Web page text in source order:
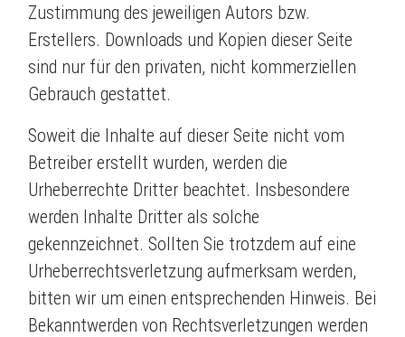
Zustimmung des jeweiligen Autors bzw.
Erstellers. Downloads und Kopien dieser Seite
sind nur für den privaten, nicht kommerziellen
Gebrauch gestattet.
Soweit die Inhalte auf dieser Seite nicht vom
Betreiber erstellt wurden, werden die
Urheberrechte Dritter beachtet. Insbesondere
werden Inhalte Dritter als solche
gekennzeichnet. Sollten Sie trotzdem auf eine
Urheberrechtsverletzung aufmerksam werden,
bitten wir um einen entsprechenden Hinweis. Bei
Bekanntwerden von Rechtsverletzungen werden